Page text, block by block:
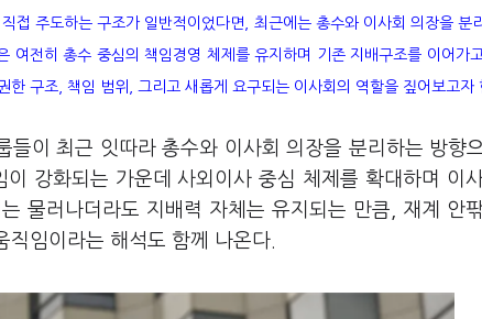
접 주도하는 구조가 일반적이었다면, 최근에는 총수와 이사회 의장을 분
여전히 총수 중심의 책임경영 체제를 유지하며 기존 지배구조를 이어가
한 구조, 책임 범위, 그리고 새롭게 요구되는 이사회의 역할을 짚어보고자
들이 최근 잇따라 총수와 이사회 의장을 분리하는 방향
강화되는 가운데 사외이사 중심 체제를 확대하며 이
물러나더라도 지배력 자체는 유지되는 만큼, 재계 안
임이라는 해석도 함께 나온다.